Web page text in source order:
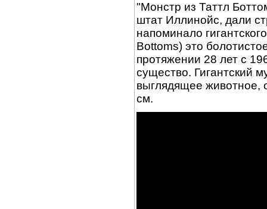
"Монстр из Таттл
штат Иллинойс, дали
напоминало
Bottoms) это
протяжении 28 лет с
существо. Гигантский
выглядящее животное,
см.